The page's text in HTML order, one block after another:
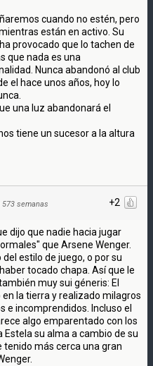
cuando no estén, pero
están en activo. Su
provocado que lo tachen de
que nada es una
Nunca abandonó al club
el hace unos años, hoy lo
una luz abandonará el
tiene un sucesor a la altura
+2
573 semanas
dijo que nadie hacia jugar
que Arsene Wenger.
estilo de juego, o por su
tocado chapa. Así que le
muy sui géneris: El
la tierra y realizado milagros
e incomprendidos. Incluso el
algo emparentado con los
su alma a cambio de su
tenido más cerca una gran